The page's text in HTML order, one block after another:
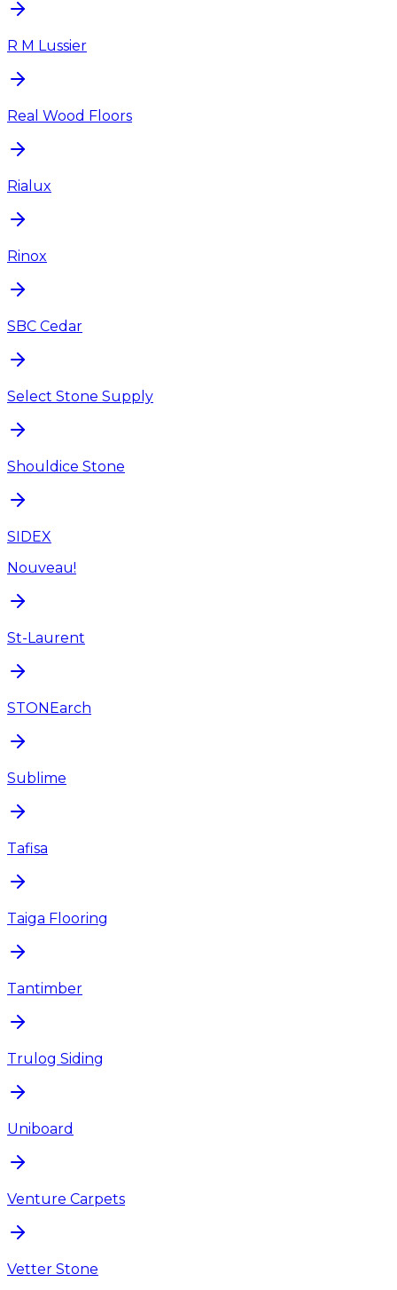
R M Lussier
Real Wood Floors
Rialux
Rinox
SBC Cedar
Select Stone Supply
Shouldice Stone
SIDEX
Nouveau!
St-Laurent
STONEarch
Sublime
Tafisa
Taiga Flooring
Tantimber
Trulog Siding
Uniboard
Venture Carpets
Vetter Stone